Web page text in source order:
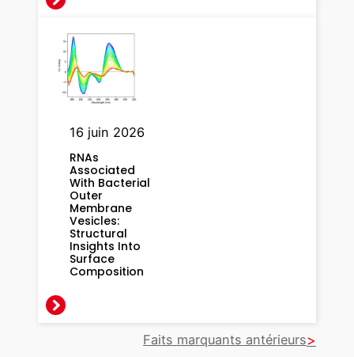
c
s
o
t
e
r
m
o
16 juin 2026
RNAs
Associated
With Bacterial
Outer
Membrane
Vesicles:
Structural
Insights Into
Surface
Composition
Faits marquants antérieurs